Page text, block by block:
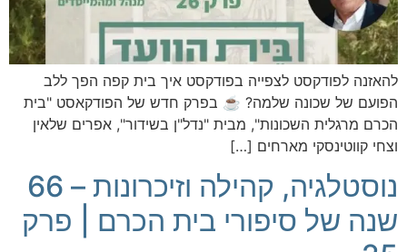
להאזנה לפודקסט לצפייה בפודקסט איך בית קפה הפך ללב
הפועם של שכונה שלמה? ☕️ בפרק חדש של הפודקאסט "בית
הכרם מרגלית השכונות", מבית "נדל"ן בשידור", אפרים שלאין
וצחי קווטינסקי מארחים […]
נוסטלגיה, קהילה וזיכרונות – 66
שנה של סיפורי בית הכרם | פרק